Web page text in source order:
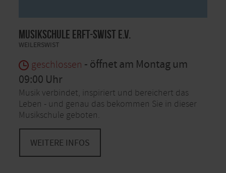
Musikschule Erft-Swist e.V.
WEILERSWIST
geschlossen - öffnet am Montag um
09:00 Uhr
Musik verbindet, inspiriert und bereichert das
Leben - und genau das bekommen Sie in dieser
Musikschule geboten.
WEITERE INFOS